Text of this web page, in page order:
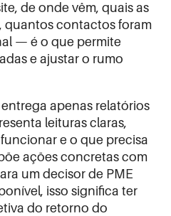
de onde vêm, quais as
quantos contactos foram
— é o que permite
e ajustar o rumo
apenas relatórios
leituras claras,
e o que precisa
ações concretas com
um decisor de PME
isso significa ter
do retorno do